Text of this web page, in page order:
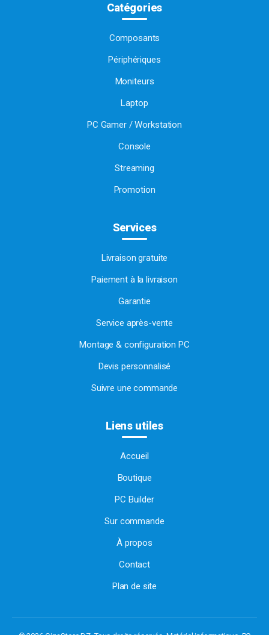
Catégories
Composants
Périphériques
Moniteurs
Laptop
PC Gamer / Workstation
Console
Streaming
Promotion
Services
Livraison gratuite
Paiement à la livraison
Garantie
Service après-vente
Montage & configuration PC
Devis personnalisé
Suivre une commande
Liens utiles
Accueil
Boutique
PC Builder
Sur commande
À propos
Contact
Plan de site